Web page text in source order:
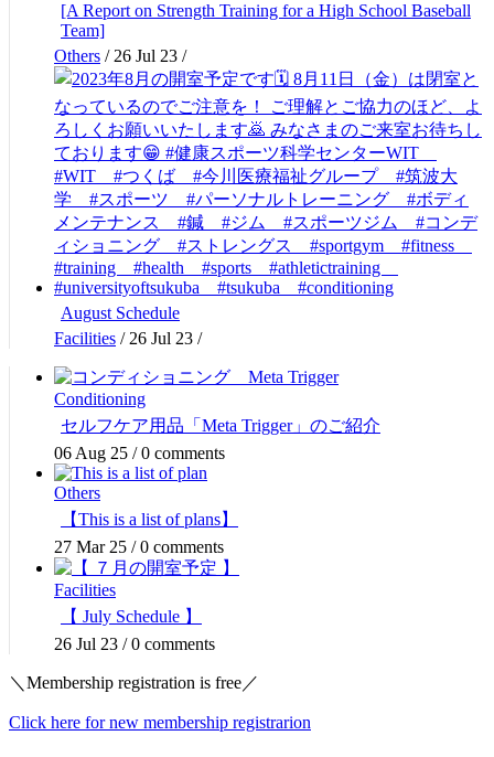
[A Report on Strength Training for a High School Baseball
Team]
Others /26 Jul 23 /
August Schedule
Facilities /26 Jul 23 /
Conditioning
セルフケア用品「Meta Trigger」のご紹介
06 Aug 25 /0 comments
Others
【This is a list of plans】
27 Mar 25 /0 comments
Facilities
【 July Schedule 】
26 Jul 23 /0 comments
＼Membership registration is free／
Click here for new membership registrarion